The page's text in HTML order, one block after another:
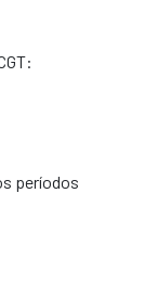
períodos